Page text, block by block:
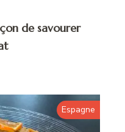
de savourer
Espagne